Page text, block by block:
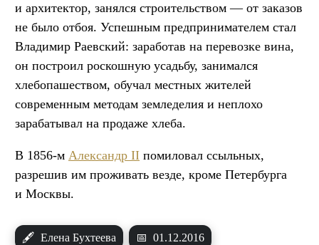
и архитектор, занялся строительством — от заказов
не было отбоя. Успешным предпринимателем стал
Владимир Раевский: заработав на перевозке вина,
он построил роскошную усадьбу, занимался
хлебопашеством, обучал местных жителей
современным методам земледелия и неплохо
зарабатывал на продаже хлеба.
В 1856-м Александр II помиловал ссыльных,
разрешив им проживать везде, кроме Петербурга
и Москвы.
🖋 Елена Бухтеева 📅 01.12.2016